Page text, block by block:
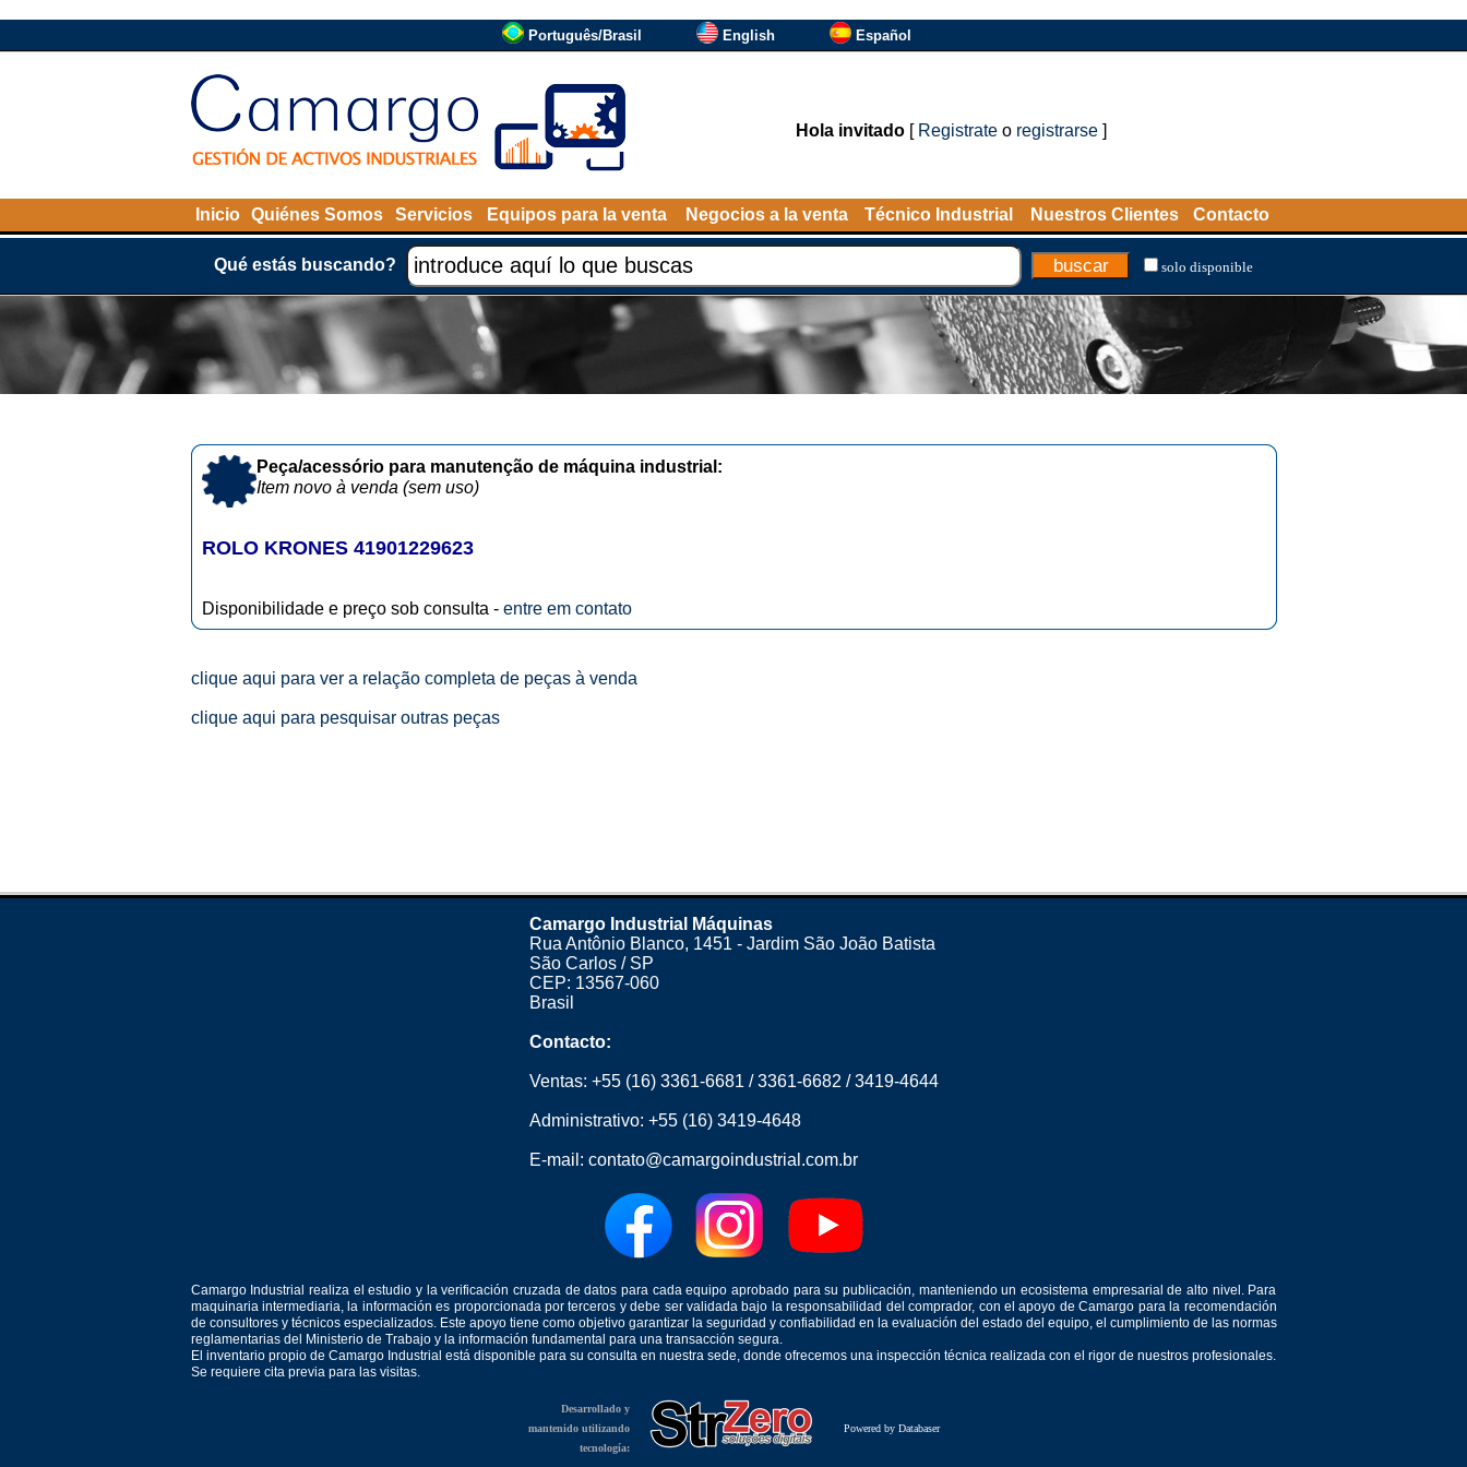
Português/Brasil English Español
Hola invitado[ Registrateo registrarse]
Inicio Quiénes Somos Servicios Equipos para la venta Negocios a la venta Técnico Industrial Nuestros Clientes Contacto
Qué estás buscando? solo disponible
Peça/acessório para manutenção de máquina industrial:
Item novo à venda (sem uso)
ROLO KRONES 41901229623
Disponibilidade e preço sob consulta - entre em contato
clique aqui para ver a relação completa de peças à venda
clique aqui para pesquisar outras peças
Camargo Industrial Máquinas
Rua Antônio Blanco, 1451 - Jardim São João Batista
São Carlos / SP
CEP: 13567-060
Brasil
Contacto:
Ventas: +55 (16) 3361-6681 /3361-6682 /3419-4644
Administrativo: +55 (16) 3419-4648
E-mail: contato@camargoindustrial.com.br
Camargo Industrial realiza el estudio y la verificación cruzada de datos para cada equipo aprobado para su publicación, manteniendo un ecosistema empresarial de alto nivel. Para
maquinaria intermediaria, la información es proporcionada por terceros y debe ser validada bajo la responsabilidad del comprador, con el apoyo de Camargo para la recomendación
de consultores y técnicos especializados. Este apoyo tiene como objetivo garantizar la seguridad y confiabilidad en la evaluación del estado del equipo, el cumplimiento de las normas
reglamentarias del Ministerio de Trabajo y la información fundamental para una transacción segura.
El inventario propio de Camargo Industrial está disponible para su consulta en nuestra sede, donde ofrecemos una inspección técnica realizada con el rigor de nuestros profesionales.
Se requiere cita previa para las visitas.
Desarrollado y
mantenido utilizando
tecnología:
Powered by Databaser